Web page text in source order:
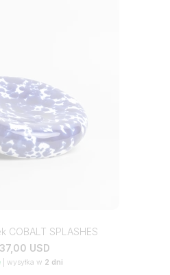
COBALT SPLASHES
37,00 USD
wysyłka w 2 dni